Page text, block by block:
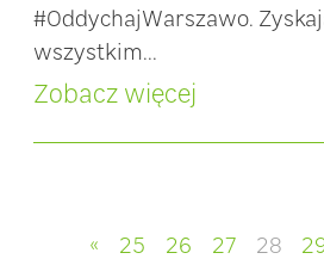
#OddychajWarszawo.
wszystkim...
Zobacz więcej
« 25 26 27 28